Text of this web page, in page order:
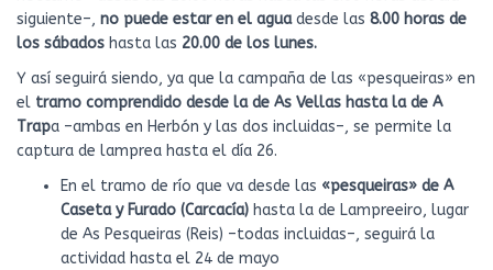
siguiente–, no puede estar en el aguadesde las 8.00 horas de
los sábados hasta las 20.00 de los lunes.
Y así seguirá siendo, ya que la campaña de las «pesqueiras» en
el tramo comprendido desde la de As Vellas hasta la de A
Trapa –ambas en Herbón y las dos incluidas–, se permite la
captura de lamprea hasta el día 26.
En el tramo de río que va desde las «pesqueiras» de A
Caseta y Furado (Carcacía) hasta la de Lampreeiro, lugar
de As Pesqueiras (Reis) –todas incluidas–, seguirá la
actividad hasta el 24 de mayo